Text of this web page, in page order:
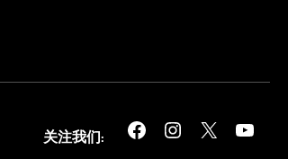
关注我们: Facebook Instagram X YouTube